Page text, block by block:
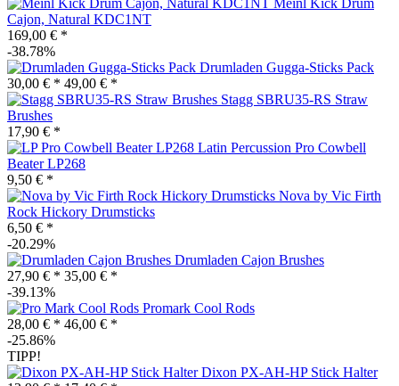
Cajon, Natural KDC1NT
169,00 € *
-38.78%
Drumladen Gugga-Sticks Pack
30,00 € * 49,00 € *
Stagg SBRU35-RS Straw
Brushes
17,90 € *
Latin Percussion Pro Cowbell
Beater LP268
9,50 € *
Nova by Vic Firth
Rock Hickory Drumsticks
6,50 € *
-20.29%
Drumladen Cajon Brushes
27,90 € * 35,00 € *
-39.13%
Promark Cool Rods
28,00 € * 46,00 € *
-25.86%
TIPP!
Dixon PX-AH-HP Stick Halter